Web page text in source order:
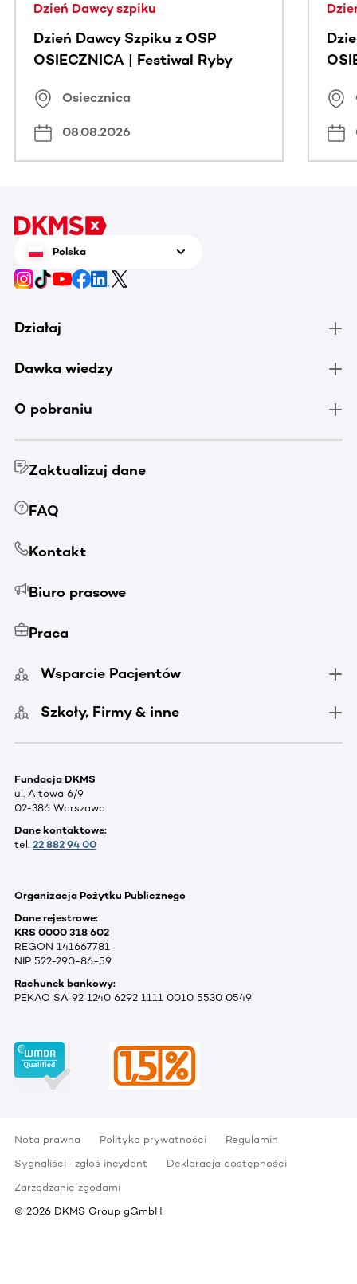
Dzień Dawcy szpiku
Dzień Dawcy Szpiku z OSP
OSIECZNICA | Festiwal Ryby
Osiecznica
08.08.2026
Polska
Działaj
Dawka wiedzy
O pobraniu
Zaktualizuj dane
FAQ
Kontakt
Biuro prasowe
Praca
Wsparcie Pacjentów
Szkoły, Firmy & inne
Fundacja DKMS
ul. Altowa 6/9
02-386 Warszawa
Dane kontaktowe:
tel. 22 882 94 00
Organizacja Pożytku Publicznego
Dane rejestrowe:
KRS 0000 318 602
REGON 141667781
NIP 522-290-86-59
Rachunek bankowy:
PEKAO SA 92 1240 6292 1111 0010 5530 0549
Nota prawna Polityka prywatności
Regulamin
Sygnaliści- zgłoś incydent
Deklaracja dostępności
Zarządzanie zgodami
© 2026 DKMS Group gGmbH